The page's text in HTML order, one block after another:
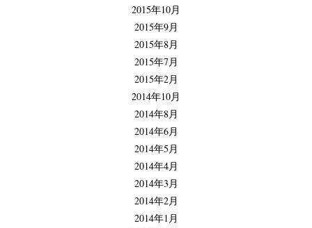
2015年10月
2015年9月
2015年8月
2015年7月
2015年2月
2014年10月
2014年8月
2014年6月
2014年5月
2014年4月
2014年3月
2014年2月
2014年1月